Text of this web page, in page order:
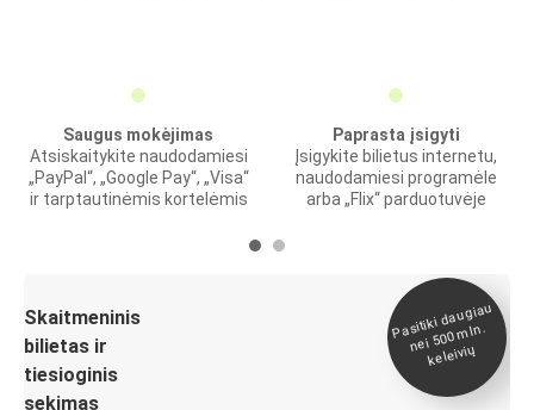
Saugus mokėjimas
Atsiskaitykite naudodamiesi
„PayPal“, „Google Pay“, „Visa“
ir tarptautinėmis kortelėmis
Paprasta įsigyti
Įsigykite bilietus internetu,
naudodamiesi programėle
arba „Flix“ parduotuvėje
Skaitmeninis
bilietas ir
tiesioginis
sekimas
Pasitiki daugiau
nei 500
mln.
keleivių